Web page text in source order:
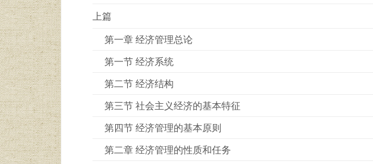
上篇
第一章 经济管理总论
第一节 经济系统
第二节 经济结构
第三节 社会主义经济的基本特征
第四节 经济管理的基本原则
第二章 经济管理的性质和任务